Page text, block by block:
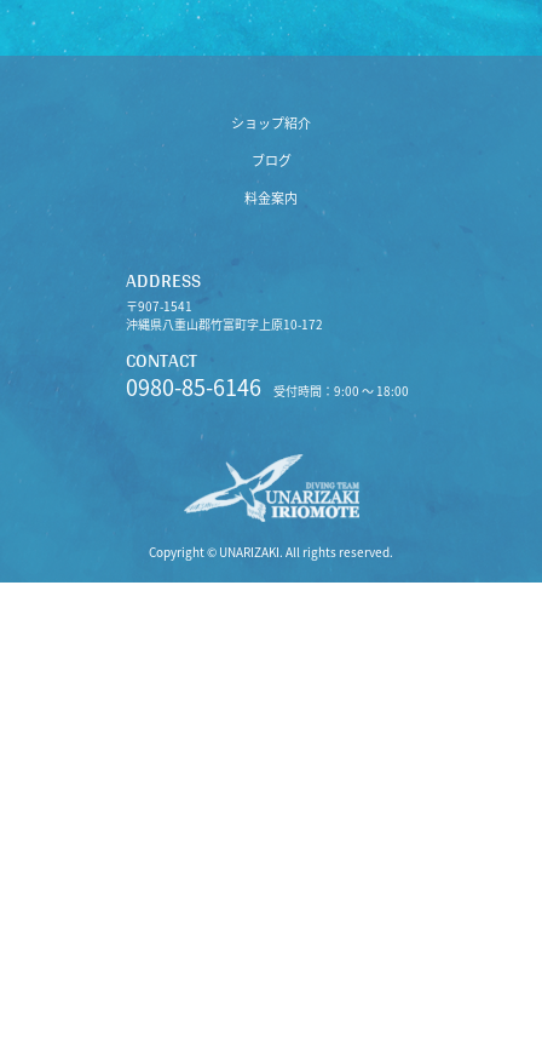
ショップ紹介
ブログ
料金案内
ADDRESS
〒907-1541
沖縄県八重山郡竹富町字上原10-172
CONTACT
0980-85-6146 受付時間：9:00 〜 18:00
Copyright © UNARIZAKI. All rights reserved.